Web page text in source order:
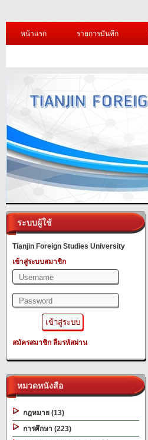
หน้าแรก รายการบันทึก
ระบบผู้ใช้
Tianjin Foreign Studies University
เข้าสู่ระบบสมาชิก
สมัครสมาชิก ลืมรหัสผ่าน
หมวดหนังสือ
กฎหมาย (13)
การศึกษา (223)